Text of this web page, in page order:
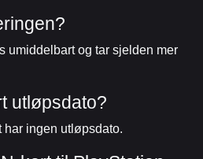
umiddelbart og tar sjelden mer
utløpsdato?
har ingen utløpsdato.